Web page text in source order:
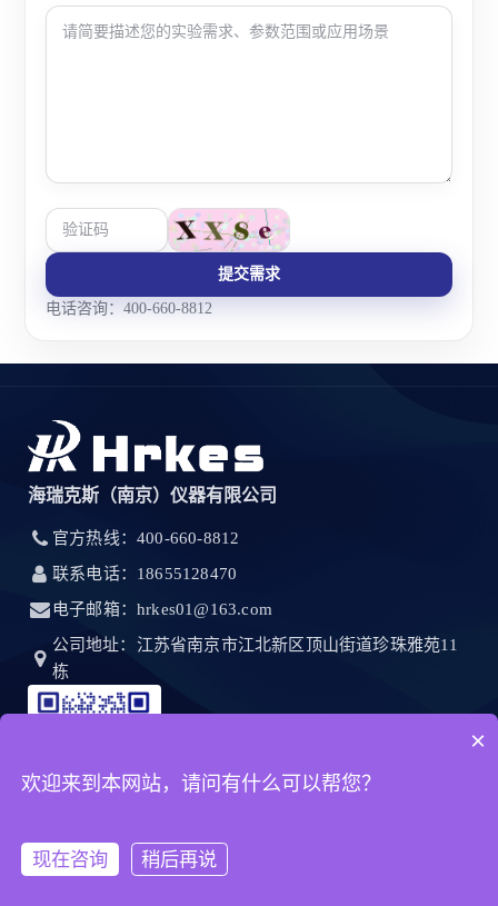
提交需求
电话咨询：400-660-8812
海瑞克斯（南京）仪器有限公司
官方热线：400-660-8812
联系电话：18655128470
电子邮箱：hrkes01@163.com
公司地址：江苏省南京市江北新区顶山街道珍珠雅苑11
栋
×
欢迎来到本网站，请问有什么可以帮您？
现在咨询 稍后再说